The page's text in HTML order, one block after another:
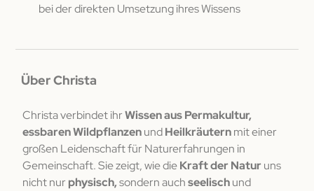
bei der direkten Umsetzung ihres Wissens
Über Christa
Christa verbindet ihrWissen aus Permakultur,
essbaren WildpflanzenundHeilkräuternmit einer
großen Leidenschaft für Naturerfahrungen in
Gemeinschaft. Sie zeigt, wie dieKraft der Naturuns
nicht nurphysisch,sondern auchseelischund